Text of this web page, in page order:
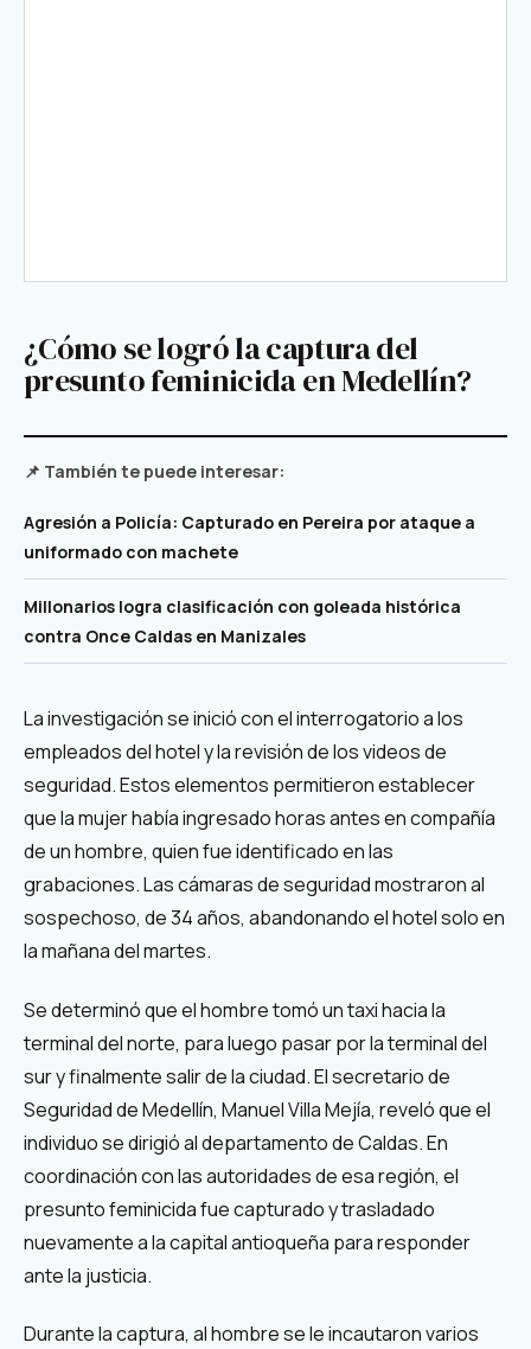
¿Cómo se logró la captura del
presunto feminicida en Medellín?
📌 También te puede interesar:
Agresión a Policía: Capturado en Pereira por ataque a
uniformado con machete
Millonarios logra clasificación con goleada histórica
contra Once Caldas en Manizales
La investigación se inició con el interrogatorio a los
empleados del hotel y la revisión de los videos de
seguridad. Estos elementos permitieron establecer
que la mujer había ingresado horas antes en compañía
de un hombre, quien fue identificado en las
grabaciones. Las cámaras de seguridad mostraron al
sospechoso, de 34 años, abandonando el hotel solo en
la mañana del martes.
Se determinó que el hombre tomó un taxi hacia la
terminal del norte, para luego pasar por la terminal del
sur y finalmente salir de la ciudad. El secretario de
Seguridad de Medellín, Manuel Villa Mejía, reveló que el
individuo se dirigió al departamento de Caldas. En
coordinación con las autoridades de esa región, el
presunto feminicida fue capturado y trasladado
nuevamente a la capital antioqueña para responder
ante la justicia.
Durante la captura, al hombre se le incautaron varios